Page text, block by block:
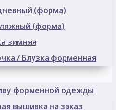
(форма)
(форма)
зимняя
/ Блузка форменная
форменной одежды
вышивка на заказ